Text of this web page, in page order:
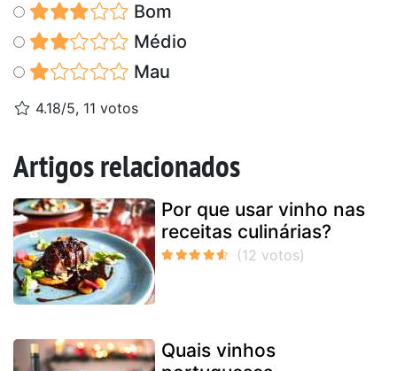
Bom
Médio
Mau
4.18/5, 11 votos
Artigos relacionados
Por que usar vinho nas
receitas culinárias?
Quais vinhos